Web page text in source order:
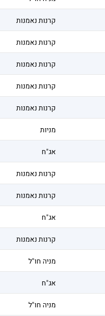
קרנות נאמנות
קרנות נאמנות
קרנות נאמנות
קרנות נאמנות
קרנות נאמנות
מניות
אג"ח
קרנות נאמנות
קרנות נאמנות
אג"ח
קרנות נאמנות
מניה חו"ל
אג"ח
מניה חו"ל